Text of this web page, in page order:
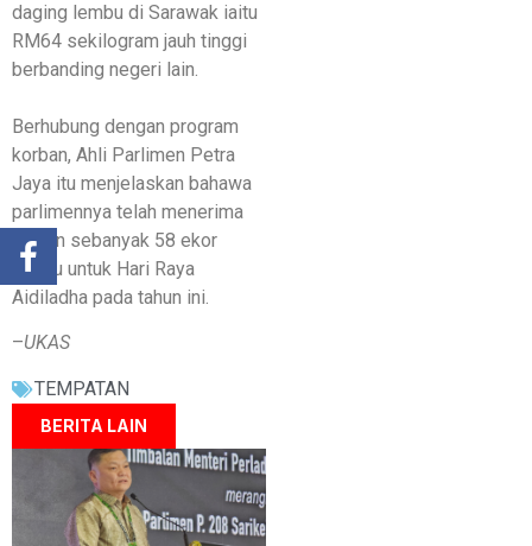
daging lembu di Sarawak iaitu
RM64 sekilogram jauh tinggi
berbanding negeri lain.
Berhubung dengan program
korban, Ahli Parlimen Petra
Jaya itu menjelaskan bahawa
parlimennya telah menerima
agihan sebanyak 58 ekor
lembu untuk Hari Raya
Aidiladha pada tahun ini.
–UKAS
TEMPATAN
BERITA LAIN